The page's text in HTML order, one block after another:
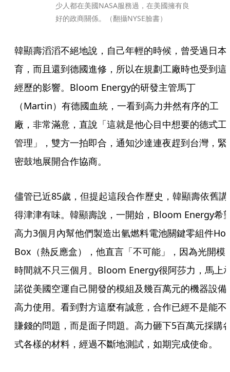
少人都在美國NASA服務過，在美國擁有良
好的政商關係。（翻攝NYSE臉書）
韓顯壽滔滔不絕地說，自己年輕的時候，曾受過日本
育，而且還到德國進修，所以在規劃工廠時也受到這
經歷的影響。Bloom Energy的研發主管馬丁
（Martin）有德國血統，一看到高力井然有序的工
廠，非常滿意，直說「這就是他心目中想要的德式工
管理」，雙方一拍即合，通知沙達連夜趕到台灣，緊
密鼓地展開合作協商。
儘管已近85歲，但提起這段合作歷史，韓顯壽依舊講
得津津有味。韓顯壽說，一開始，Bloom Energy希
高力3個月內幫他們製造出氫燃料電池關鍵零組件Hot
Box（熱反應盒），他直言「不可能」，因為光開模
時間就不只三個月。Bloom Energy很阿莎力，馬上
諾從美國空運自己開發的模組及幾百萬元的機器設備
高力使用。看到對方這麼有誠意，合作已經不是能不
賺錢的問題，而是面子問題。高力砸下5百萬元採購
式各樣的材料，經過不斷地測試，如期完成使命。